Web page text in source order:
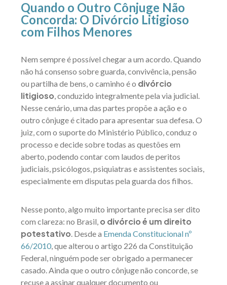
Quando o Outro Cônjuge Não
Concorda: O Divórcio Litigioso
com Filhos Menores
Nem sempre é possível chegar a um acordo. Quando
não há consenso sobre guarda, convivência, pensão
ou partilha de bens, o caminho é o divórcio
litigioso , conduzido integralmente pela via judicial.
Nesse cenário, uma das partes propõe a ação e o
outro cônjuge é citado para apresentar sua defesa. O
juiz, com o suporte do Ministério Público, conduz o
processo e decide sobre todas as questões em
aberto, podendo contar com laudos de peritos
judiciais, psicólogos, psiquiatras e assistentes sociais,
especialmente em disputas pela guarda dos filhos.
Nesse ponto, algo muito importante precisa ser dito
com clareza: no Brasil, o divórcio é um direito
potestativo . Desde a Emenda Constitucional nº
66/2010 , que alterou o artigo 226 da Constituição
Federal, ninguém pode ser obrigado a permanecer
casado. Ainda que o outro cônjuge não concorde, se
recuse a assinar qualquer documento ou